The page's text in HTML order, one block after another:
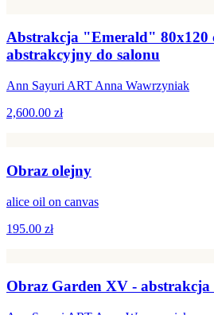
Abstrakcja "Emerald" 80x120
abstrakcyjny do salonu
Ann Sayuri ART Anna Wawrzyniak
2,600.00 zł
Obraz olejny
alice oil on canvas
195.00 zł
Obraz Garden XV - abstrakcja